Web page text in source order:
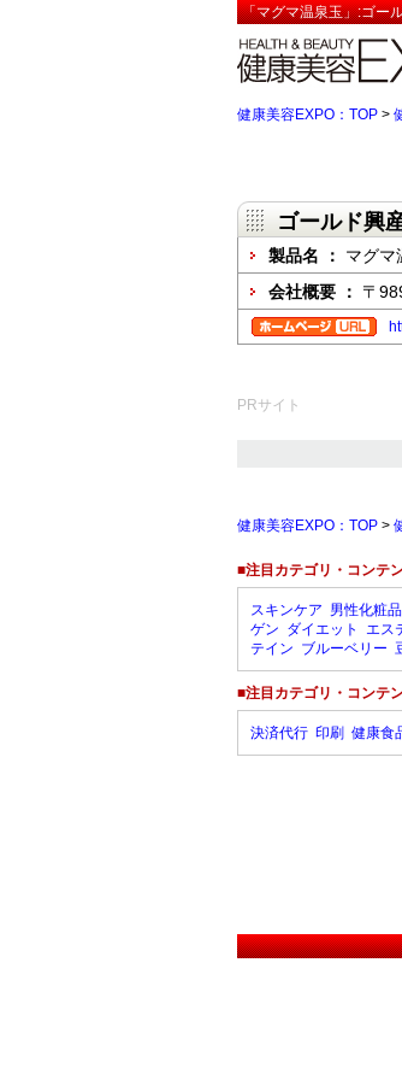
「マグマ温泉玉」:ゴー
健康美容EXPO：TOP >
ゴールド興
製品名 ： マグマ
会社概要 ： 〒
PRサイト
健康美容EXPO：TOP >
■注目カテゴリ・コンテ
スキンケア 男性化粧
ゲン ダイエット エス
テイン ブルーベリー
■注目カテゴリ・コンテ
決済代行 印刷 健康食